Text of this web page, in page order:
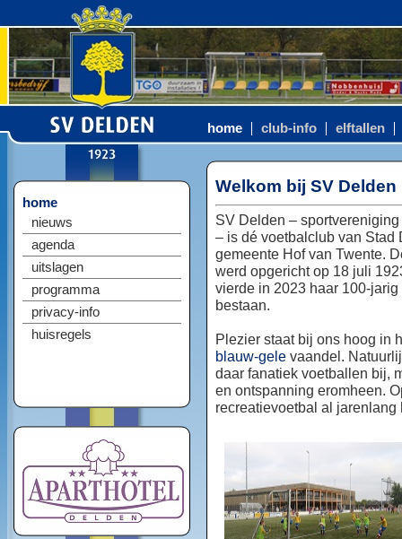
home club-info elftallen
home
nieuws
agenda
uitslagen
programma
privacy-info
huisregels
Welkom bij SV Delden
SV Delden –
– is dé voetbalclub van Stad
gemeente Hof van Twente.
werd opgericht op 18 juli
vierde in 2023 haar 100-jarig
bestaan.
Plezier staat bij ons hoog in
blauw-gele vaandel.
daar fanatiek voetballen bij,
en ontspanning eromheen.
recreatievoetbal al jarenlang